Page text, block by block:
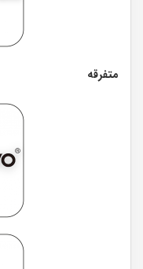
متفرقه